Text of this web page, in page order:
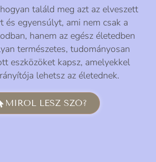
találd meg azt az elveszett
és egyensúlyt, ami nem csak a
hanem az egész életedben
természetes, tudományosan
eszközöket kapsz, amelyekkel
lehetsz az életednek.
MIRŐL LESZ SZÓ?